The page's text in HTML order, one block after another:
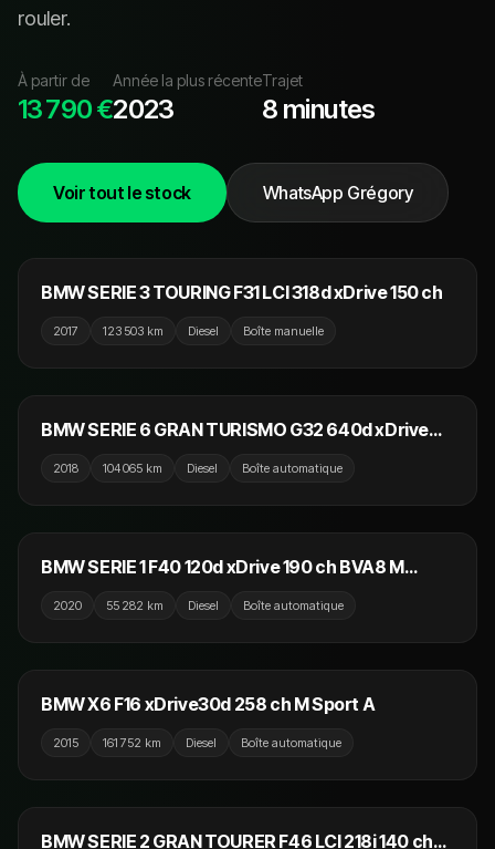
rouler.
À partir de
13 790 €
Année la plus récente
2023
Trajet
8 minutes
Voir tout le stock WhatsApp Grégory
NOUVEAU
14 990 €
BMW SERIE 3 TOURING F31 LCI 318d xDrive 150 ch
2017 123 503 km Diesel Boîte manuelle
NOUVEAU
29 990 €
BMW SERIE 6 GRAN TURISMO G32 640d xDrive
2018 104 065 km Diesel Boîte automatique
NOUVEAU
26 990 €
BMW SERIE 1 F40 120d xDrive 190 ch BVA8 M
2020 55 282 km Diesel Boîte automatique
NOUVEAU
25 990 €
BMW X6 F16 xDrive30d 258 ch M Sport A
2015 161 752 km Diesel Boîte automatique
NOUVEAU
22 990 €
BMW SERIE 2 GRAN TOURER F46 LCI 218i 140 ch